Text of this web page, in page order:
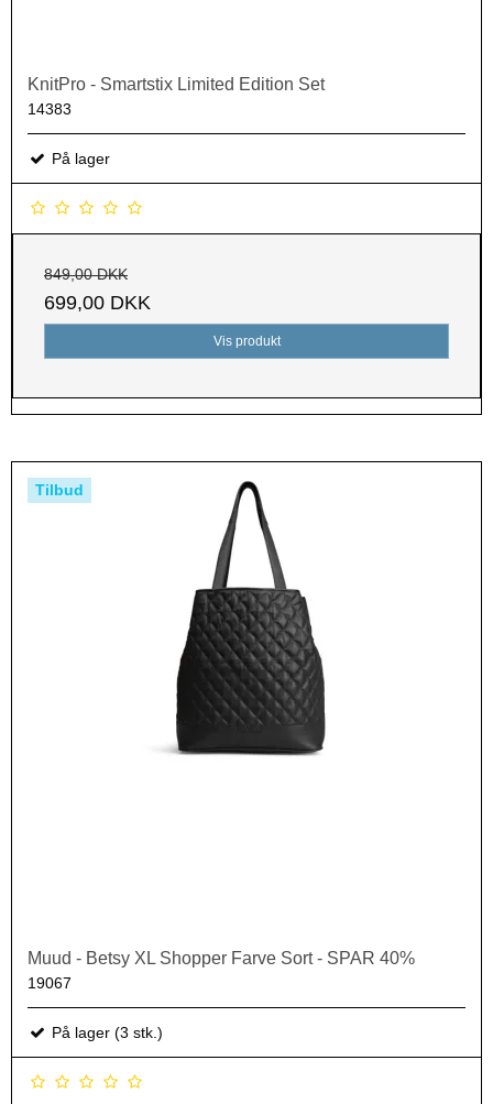
KnitPro - Smartstix Limited Edition Set
14383
På lager
849,00 DKK
699,00 DKK
Vis produkt
Tilbud
Muud - Betsy XL Shopper Farve Sort - SPAR 40%
19067
På lager (3 stk.)